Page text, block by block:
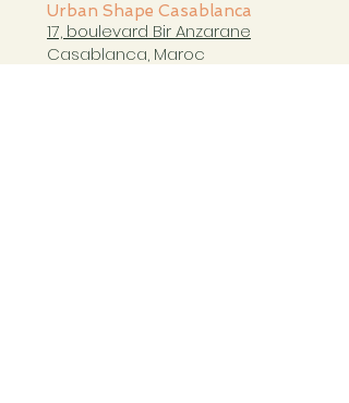
Urban Shape Casablanca
17, boulevard Bir Anzarane
Casablanca, Maroc